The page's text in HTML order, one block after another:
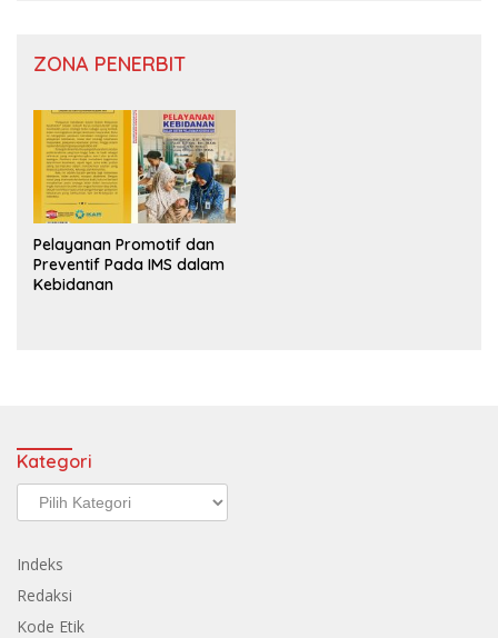
ZONA PENERBIT
Pelayanan Promotif dan
Preventif Pada IMS dalam
Kebidanan
Kategori
Kategori
Indeks
Redaksi
Kode Etik